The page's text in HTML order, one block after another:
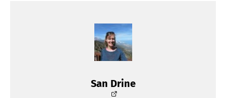
San Drine